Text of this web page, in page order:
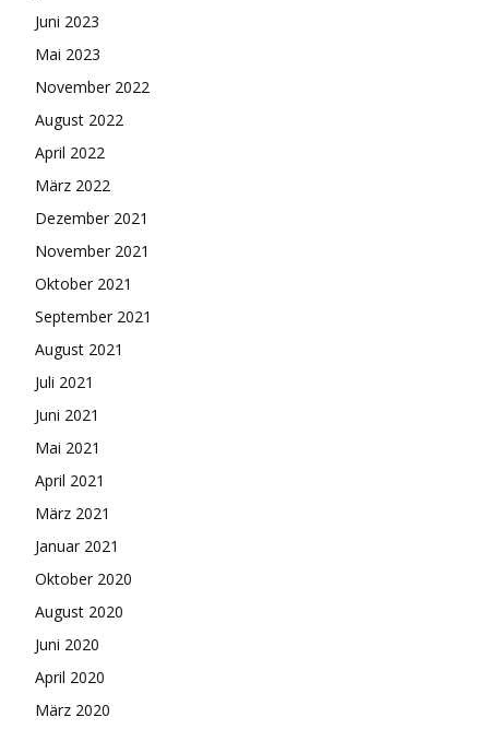
Juni 2023
Mai 2023
November 2022
August 2022
April 2022
März 2022
Dezember 2021
November 2021
Oktober 2021
September 2021
August 2021
Juli 2021
Juni 2021
Mai 2021
April 2021
März 2021
Januar 2021
Oktober 2020
August 2020
Juni 2020
April 2020
März 2020